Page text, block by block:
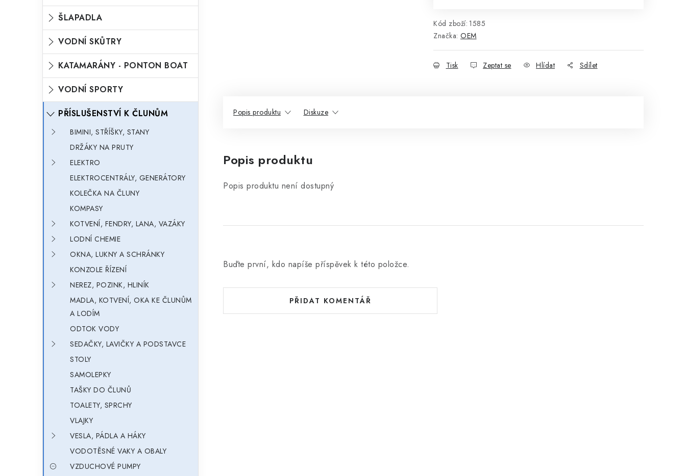
ŠLAPADLA
VODNÍ SKŮTRY
KATAMARÁNY - PONTON BOAT
VODNÍ SPORTY
PŘÍSLUŠENSTVÍ K ČLUNŮM
BIMINI, STŘÍŠKY, STANY
DRŽÁKY NA PRUTY
ELEKTRO
ELEKTROCENTRÁLY, GENERÁTORY
KOLEČKA NA ČLUNY
KOMPASY
KOTVENÍ, FENDRY, LANA, VAZÁKY
LODNÍ CHEMIE
OKNA, LUKNY A SCHRÁNKY
KONZOLE ŘÍZENÍ
NEREZ, POZINK, HLINÍK
MADLA, KOTVENÍ, OKA KE ČLUNŮM
A LODÍM
ODTOK VODY
SEDAČKY, LAVIČKY A PODSTAVCE
STOLY
SAMOLEPKY
TAŠKY DO ČLUNŮ
TOALETY, SPRCHY
VLAJKY
VESLA, PÁDLA A HÁKY
VODOTĚSNÉ VAKY A OBALY
VZDUCHOVÉ PUMPY
Kód zboží: 1585
Značka: OEM
Tisk Zeptat se Hlídat Sdílet
Popis produktu Diskuze
Popis produktu
Popis produktu není dostupný
Buďte první, kdo napíše příspěvek k této položce.
PŘIDAT KOMENTÁŘ